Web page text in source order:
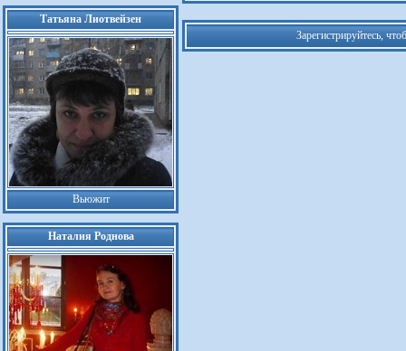
Татьяна Лиотвейзен
Вьюжит
Наталия Роднова
Зарегистрируйтесь,